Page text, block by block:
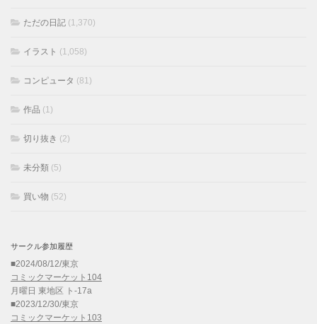
ただの日記 (1,370)
イラスト (1,058)
コンピュータ (81)
作品 (1)
切り抜き (2)
未分類 (5)
買い物 (52)
サークル参加履歴
■2024/08/12/東京
コミックマーケット104
月曜日 東地区 ト-17a
■2023/12/30/東京
コミックマーケット103